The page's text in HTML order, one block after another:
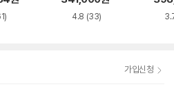
4.8 (33)
가입신청